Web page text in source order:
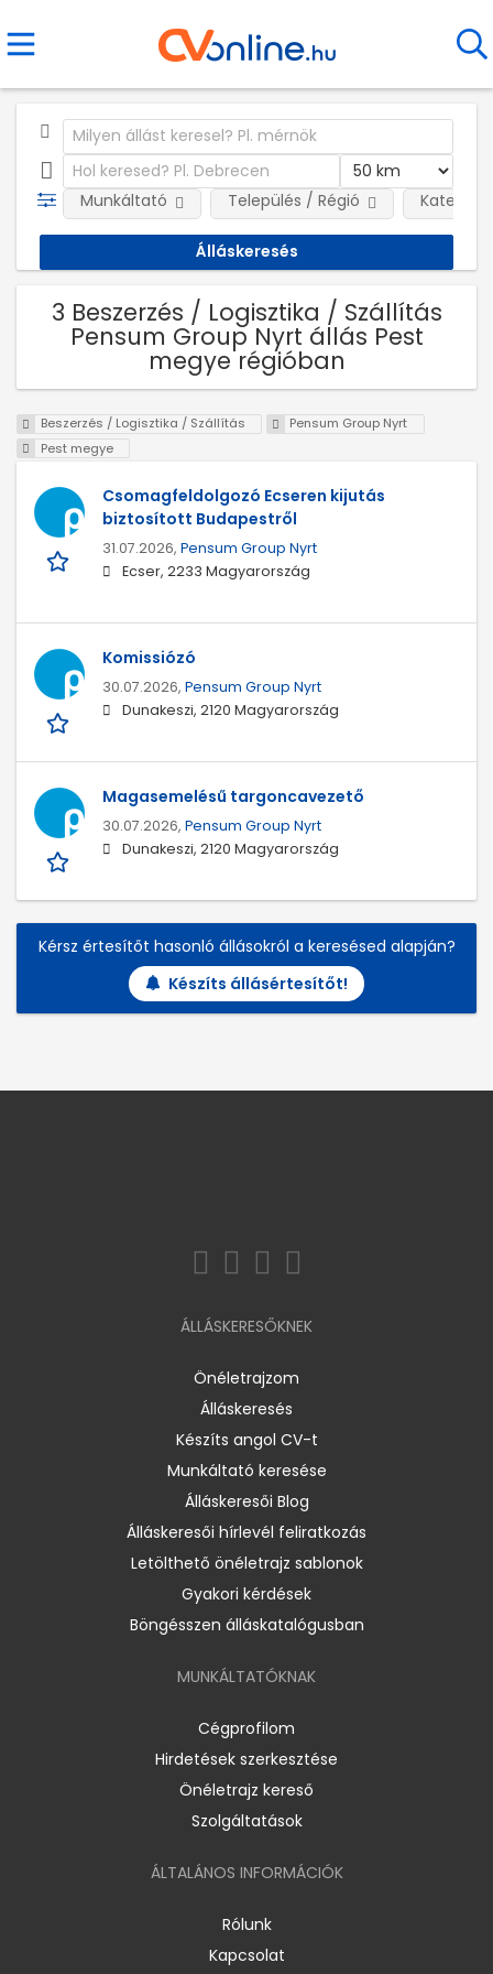
Munkáltató Település / Régió
3 Beszerzés / Logisztika / Szállítás
Pensum Group Nyrt állás Pest
megye régióban
Beszerzés / Logisztika / Szállítás
Pensum Group Nyrt
Pest megye
Csomagfeldolgozó Ecseren kijutás
biztosított Budapestről
31.07.2026, Pensum Group Nyrt
Ecser, 2233 Magyarország
Komissiózó
30.07.2026, Pensum Group Nyrt
Dunakeszi, 2120 Magyarország
Magasemelésű targoncavezető
30.07.2026, Pensum Group Nyrt
Dunakeszi, 2120 Magyarország
Kérsz értesítőt hasonló állásokról a keresésed alapján?
Készíts állásértesítőt!
ÁLLÁSKERESŐKNEK
Önéletrajzom
Álláskeresés
Készíts angol CV-t
Munkáltató keresése
Álláskeresői Blog
Álláskeresői hírlevél feliratkozás
Letölthető önéletrajz sablonok
Gyakori kérdések
Böngésszen álláskatalógusban
MUNKÁLTATÓKNAK
Cégprofilom
Hirdetések szerkesztése
Önéletrajz kereső
Szolgáltatások
ÁLTALÁNOS INFORMÁCIÓK
Rólunk
Kapcsolat